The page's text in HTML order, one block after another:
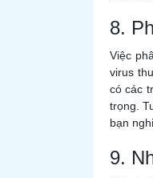
8.
Việc
virus
có các
trọng.
bạn
9.